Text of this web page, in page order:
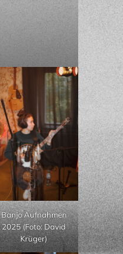
Banjo Aufnahmen
2025 (Foto: David
Krüger)